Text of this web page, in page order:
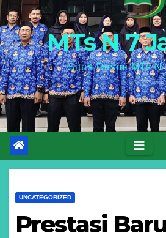
MTs N 7
Situs Resmi MTs N
UNCATEGORIZED
Prestasi